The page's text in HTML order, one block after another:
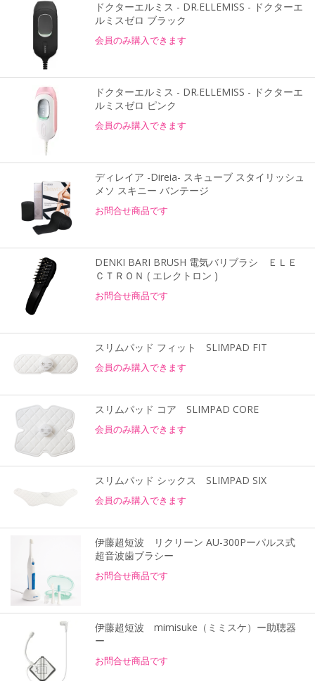
ドクターエルミス - DR.ELLEMISS - ドクターエ
ルミスゼロ ブラック
会員のみ購入できます
ドクターエルミス - DR.ELLEMISS - ドクターエ
ルミスゼロ ピンク
会員のみ購入できます
ディレイア -Direia- スキューブ スタイリッシュ
メソ スキニー バンテージ
お問合せ商品です
DENKI BARI BRUSH 電気バリブラシ ＥＬＥ
ＣＴＲＯＮ ( エレクトロン )
お問合せ商品です
スリムパッド フィット SLIMPAD FIT
会員のみ購入できます
スリムパッド コア SLIMPAD CORE
会員のみ購入できます
スリムパッド シックス SLIMPAD SIX
会員のみ購入できます
伊藤超短波 リクリーン AU-300Pーパルス式
超音波歯ブラシー
お問合せ商品です
伊藤超短波 mimisuke（ミミスケ）ー助聴器
ー
お問合せ商品です